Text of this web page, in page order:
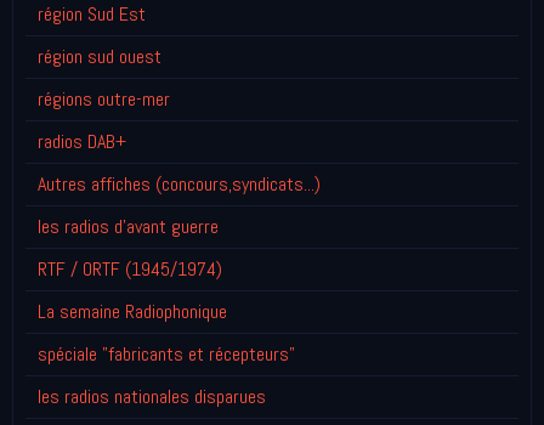
région Sud Est
région sud ouest
régions outre-mer
radios DAB+
Autres affiches (concours,syndicats...)
les radios d'avant guerre
RTF / ORTF (1945/1974)
La semaine Radiophonique
spéciale "fabricants et récepteurs"
les radios nationales disparues